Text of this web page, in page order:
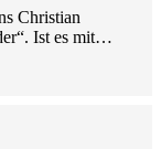
Christian
Ist es mit…